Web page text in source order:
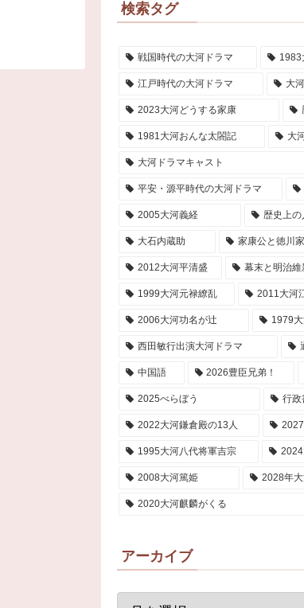
検索タグ
戦国時代の大河ドラマ 1983
江戸時代の大河ドラマ 大
2023大河どうする家康
1981大河おんな太閤記 大
大河ドラマキャスト
平安・源平時代の大河ドラマ
2005大河義経 歴史上の
大石内蔵助 家康公と徳川
2012大河平清盛 幕末と明治
1999大河元禄繚乱 2011大河
2006大河功名が辻 1979
西田敏行出演大河ドラマ
中国語 2026豊臣兄弟！
2025べらぼう 行政
2022大河鎌倉殿の13人
1995大河八代将軍吉宗
2008大河篤姫 2028年
2020大河麒麟がくる
アーカイブ